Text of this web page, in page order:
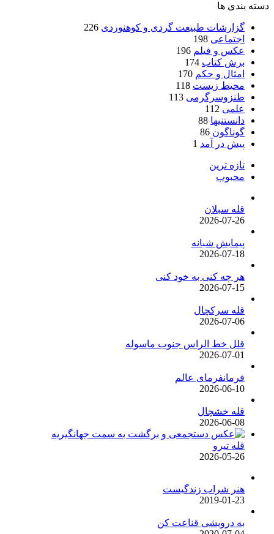
ها
گزارشات طبیعت گردی و کوهنوردی 226
اجتماعی 198
عکس و فیلم 196
برش کتاب 174
امثال و حکم 170
محیط زیست 118
طنزوسرگرمی 113
علمی
112
دانستنیها 88
گوناگون 86
پیش در آمد 1
تازه ترین
محبوب
قله سبلان
2026-07-26
پیمایش شبانه
2026-07-18
هر چه کنی به خود کنی
2026-07-15
قله سرکچال
2026-07-06
قلل خط الراس جنوب ماسوله
2026-07-01
فرمانفرمای عالم
2026-06-10
قله خشچال
2026-06-08
قله تیرو
2026-05-26
هنر شراب زندگیست
2019-01-23
به درویشی قناعت کن